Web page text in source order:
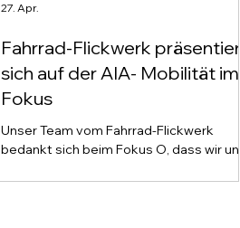
Fahrrad-Flickwerk präsentiert
sich auf der AIA- Mobilität im
Fokus
Unser Team vom Fahrrad-Flickwerk
bedankt sich beim Fokus O, dass wir uns
zentral in der Henchenstr. präsentieren
27. Apr.